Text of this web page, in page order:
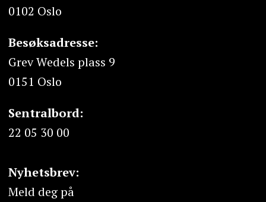
0102 Oslo
Besøksadresse:
Grev Wedels plass 9
0151 Oslo
Sentralbord:
22 05 30 00
Nyhetsbrev:
Meld deg på